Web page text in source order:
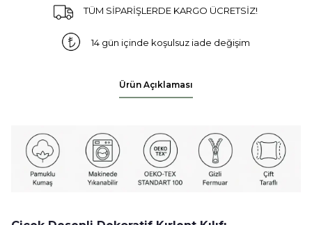
TÜM SİPARİŞLERDE KARGO ÜCRETSİZ!
14 gün içinde koşulsuz iade değişim
Ürün Açıklaması